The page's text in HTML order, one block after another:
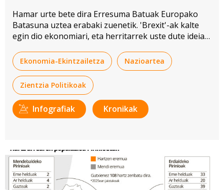
Hamar urte bete dira Erresuma Batuak Europako
Batasuna uztea erabaki zuenetik. 'Brexit'-ak kalte
egin dio ekonomiari, eta herritarrek uste dute ideia
Ekonomia-Ekintzailetza Nazioartea
Zientzia Politikoak
Infografiak Kronikak